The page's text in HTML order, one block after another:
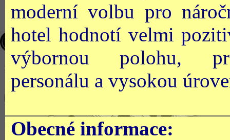
moderní volbu pro
hotel hodnotí velmi
výbornou polohu,
personálu a vysokou
Obecné informace: